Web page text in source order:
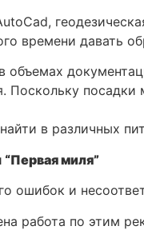
времени давать
объемах
Поскольку
в различных
“Первая миля”
ошибок и
работа по этим